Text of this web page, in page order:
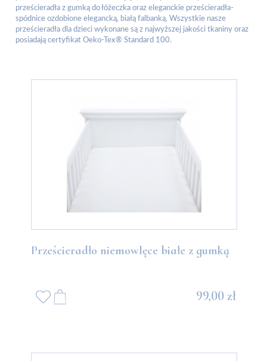
prześcieradła z gumką do łóżeczka oraz eleganckie prześcieradła-
spódnice ozdobione elegancką, białą falbanką. Wszystkie nasze
prześcieradła dla dzieci wykonane są z najwyższej jakości tkaniny oraz
posiadają certyfikat Oeko-Tex® Standard 100.
Prześcieradło niemowlęce białe z gumką
99,00 zł